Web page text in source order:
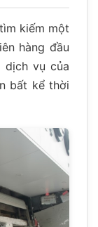
kiếm một
hàng đầu
dịch vụ của
bất kể thời